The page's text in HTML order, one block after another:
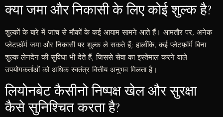
क्या जमा और निकासी के लिए कोई शुल्क है?
शुल्कों के बारे में जांच से मौकों के कई आयाम सामने आते हैं। आमतौर पर, अनेक
प्लेटफ़ॉर्म जमा और निकासी पर शुल्क ले सकते हैं; हालाँकि, कई प्लेटफ़ॉर्म बिना
शुल्क लेनदेन की सुविधा भी देते हैं, जिससे सेवा का इस्तेमाल करने वाले
उपयोगकर्ताओं को अधिक स्वतंत्र वित्तीय अनुभव मिलता है।
लियोनबेट कैसीनो निष्पक्ष खेल और सुरक्षा
कैसे सुनिश्चित करता है?